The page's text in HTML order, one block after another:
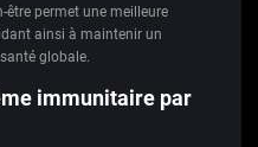
être permet une meilleure
ainsi à maintenir un
globale.
immunitaire par